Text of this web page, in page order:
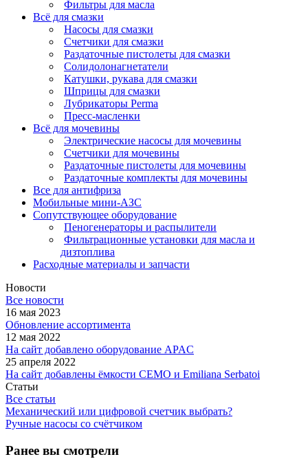
Фильтры для масла
Всё для смазки
Насосы для смазки
Счетчики для смазки
Раздаточные пистолеты для смазки
Солидолонагнетатели
Катушки, рукава для смазки
Шприцы для смазки
Лубрикаторы Perma
Пресс-масленки
Всё для мочевины
Электрические насосы для мочевины
Счетчики для мочевины
Раздаточные пистолеты для мочевины
Раздаточные комплекты для мочевины
Все для антифриза
Мобильные мини-АЗС
Сопутствующее оборудование
Пеногенераторы и распылители
Фильтрационные установки для масла и
дизтоплива
Расходные материалы и запчасти
Новости
Все новости
16 мая 2023
Обновление ассортимента
12 мая 2022
На сайт добавлено оборудование APAC
25 апреля 2022
На сайт добавлены ёмкости CEMO и Emiliana Serbatoi
Статьи
Все статьи
Механический или цифровой счетчик выбрать?
Ручные насосы со счётчиком
Ранее вы смотрели